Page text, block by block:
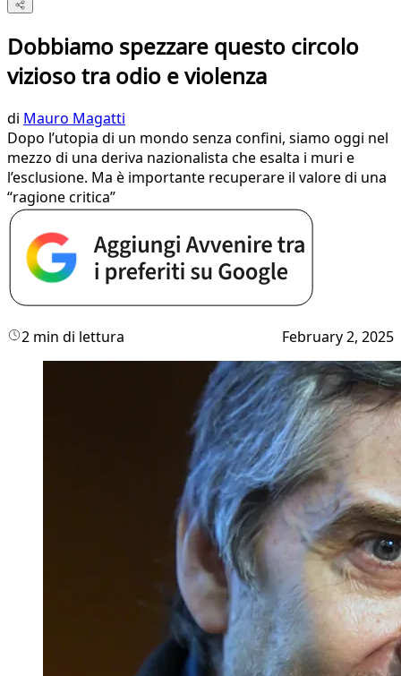
Dobbiamo spezzare questo circolo
vizioso tra odio e violenza
di Mauro Magatti
Dopo l’utopia di un mondo senza confini, siamo oggi nel
mezzo di una deriva nazionalista che esalta i muri e
l’esclusione. Ma è importante recuperare il valore di una
“ragione critica”
2 min di lettura February 2, 2025